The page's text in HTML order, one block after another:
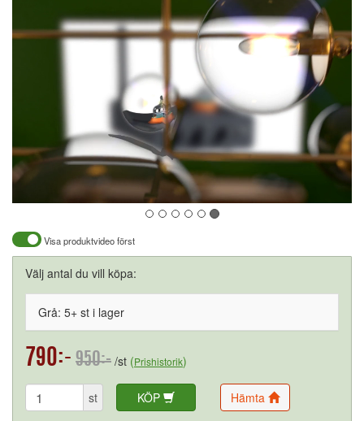
Visa produktvideo först
Välj antal du vill köpa:
Grå: 5+ st i lager
790:- 950:- /st (Prishistorik)
st KÖP Hämta